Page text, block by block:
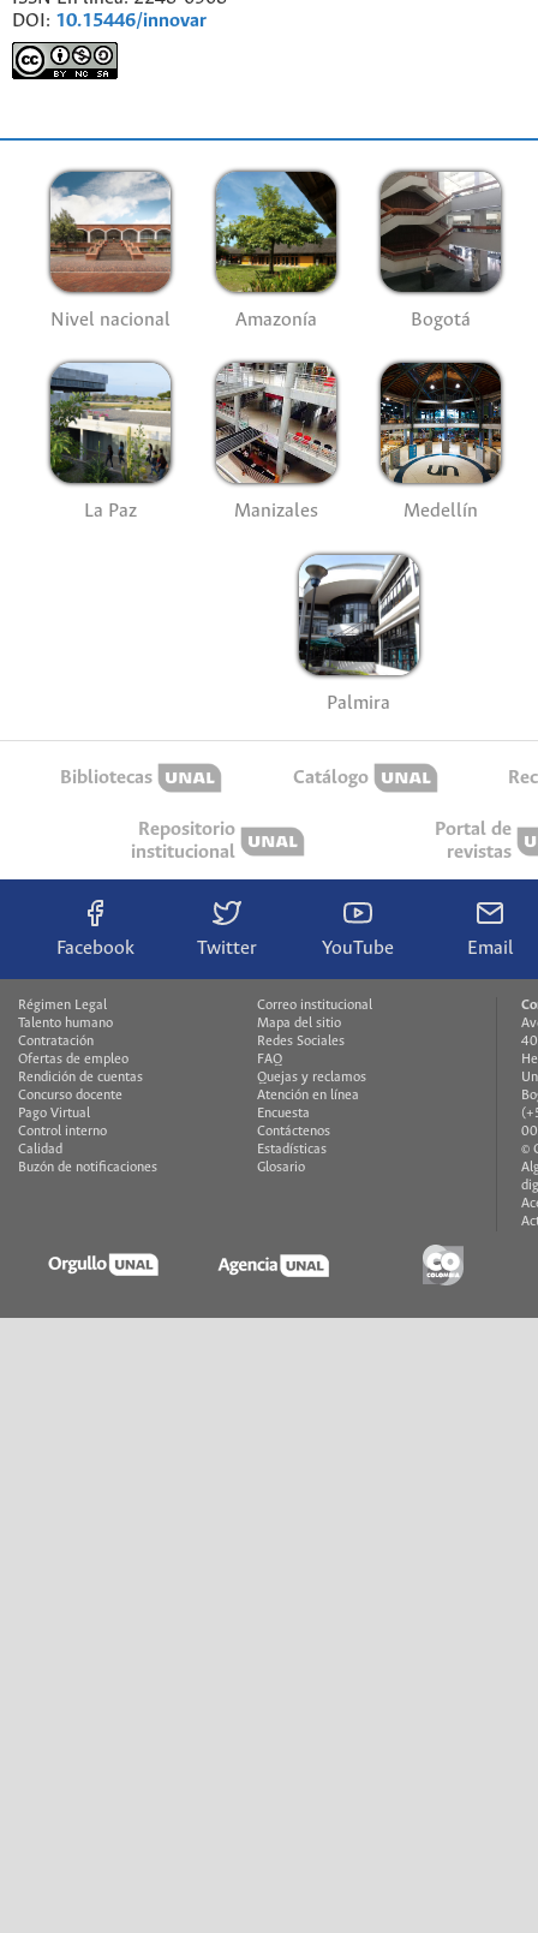
DOI: 10.15446/innovar
Nivel nacional Amazonía Bogotá
La Paz Manizales Medellín
Palmira
Bibliotecas Catálogo
Repositorio
institucional
Portal de
revistas
Facebook Twitter YouTube Email
Régimen Legal
Talento humano
Contratación
Ofertas de empleo
Rendición de cuentas
Concurso docente
Pago Virtual
Control interno
Calidad
Buzón de notificaciones
Correo institucional
Mapa del sitio
Redes Sociales
FAQ
Quejas y reclamos
Atención en línea
Encuesta
Contáctenos
Estadísticas
Glosario
©